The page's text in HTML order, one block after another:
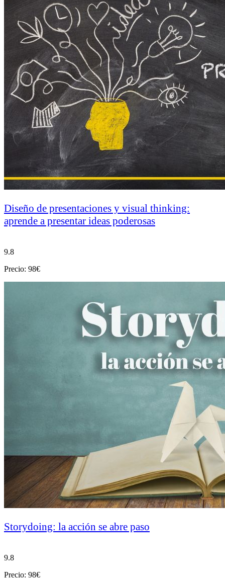
Diseño de presentaciones y visual thinking:
aprende a presentar ideas poderosas
9.8
Precio: 98€
Storydoing: la acción se abre paso
9.8
Precio: 98€